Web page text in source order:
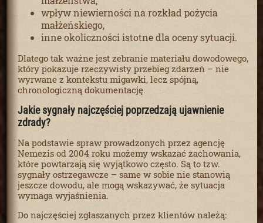
wpływ niewierności na rozkład pożycia
małżeńskiego,
inne okoliczności istotne dla oceny sytuacji.
Dlatego tak ważne jest zebranie materiału dowodowego,
który pokazuje rzeczywisty przebieg zdarzeń – nie
wyrwane z kontekstu migawki, lecz spójną,
chronologiczną dokumentację.
Jakie sygnały najczęściej poprzedzają ujawnienie
zdrady?
Na podstawie spraw prowadzonych przez agencję
Nemezis od 2004 roku możemy wskazać zachowania,
które powtarzają się wyjątkowo często. Są to tzw.
sygnały ostrzegawcze – same w sobie nie stanowią
jeszcze dowodu, ale mogą wskazywać, że sytuacja
wymaga wyjaśnienia.
Do najczęściej zgłaszanych przez klientów należą: